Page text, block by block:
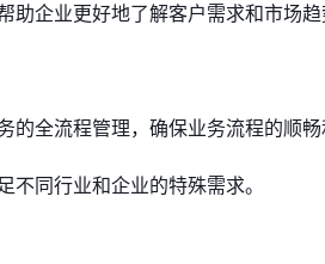
助企业更好地了解客户需求和市场趋
的全流程管理，确保业务流程的顺畅
不同行业和企业的特殊需求。